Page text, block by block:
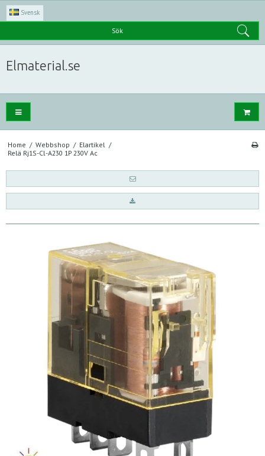
Svensk
Sök
Elmaterial.se
Home / Webbshop / Elartikel /
Relä Rj1S-Cl-A230 1P 230V Ac